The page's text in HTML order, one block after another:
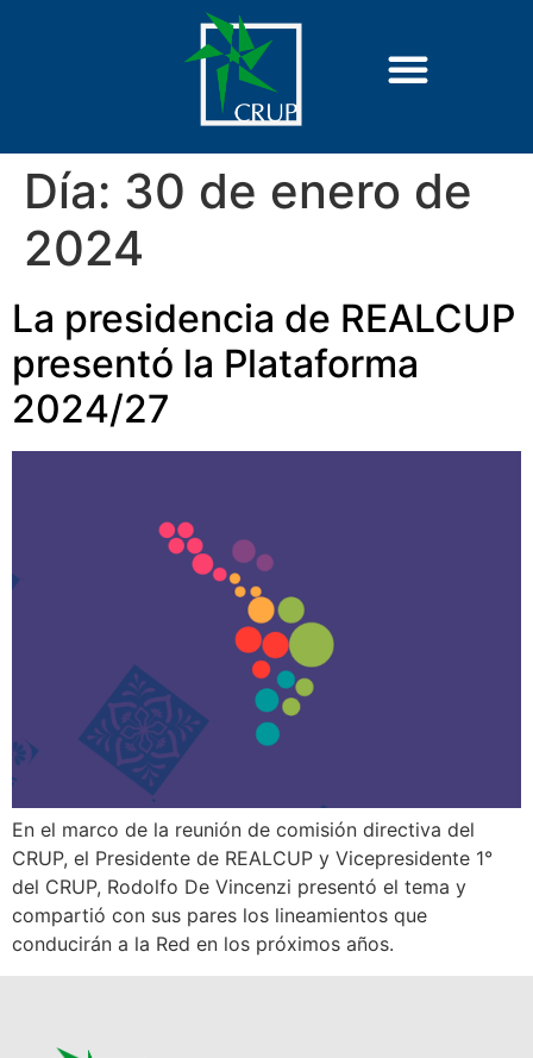
Día: 30 de enero de
2024
La presidencia de REALCUP
presentó la Plataforma
2024/27
En el marco de la reunión de comisión directiva del
CRUP, el Presidente de REALCUP y Vicepresidente 1°
del CRUP, Rodolfo De Vincenzi presentó el tema y
compartió con sus pares los lineamientos que
conducirán a la Red en los próximos años.